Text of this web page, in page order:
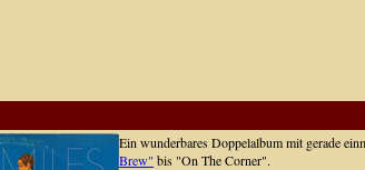
Ein wunderbares Doppelalbum mit gerade
Brew" bis "On The Corner".